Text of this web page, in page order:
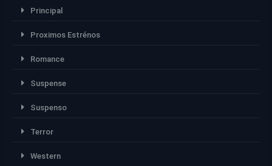
Principal
Proximos Estrénos
Romance
Suspense
Suspenso
Terror
Western